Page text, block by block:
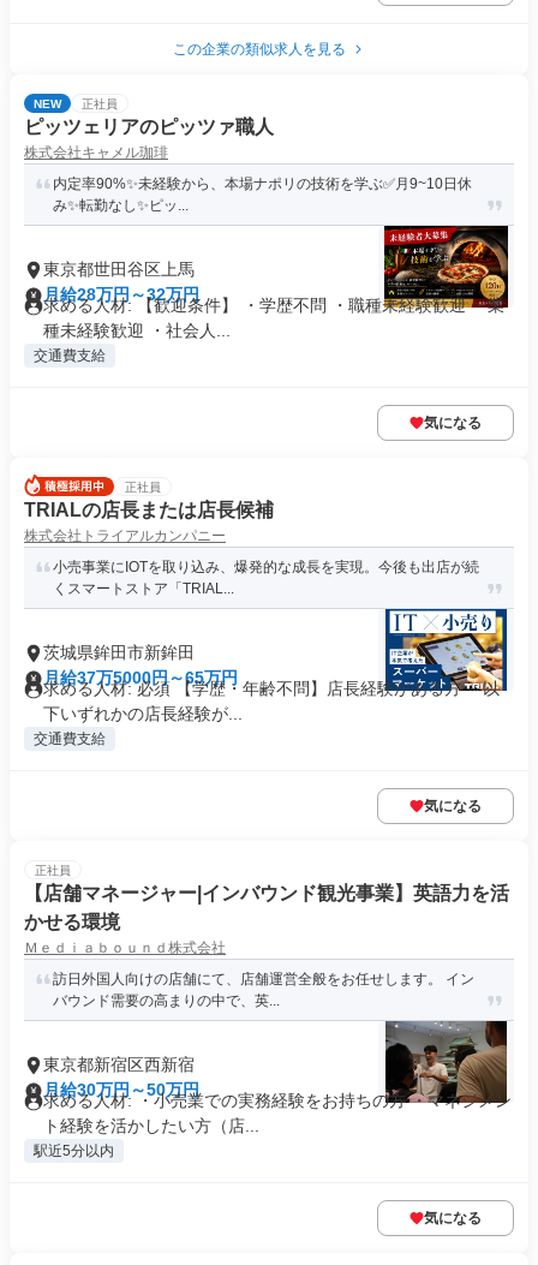
この企業の類似求人を見る
NEW 正社員
ピッツェリアのピッツァ職人
株式会社キャメル珈琲
内定率90%✨️未経験から、本場ナポリの技術を学ぶ✅️月9~10日休
み✨️転勤なし✨️ピッ...
東京都世田谷区上馬
月給28万円～32万円
求める人材: 【歓迎条件】 ・学歴不問 ・職種未経験歓迎 ・業
種未経験歓迎 ・社会人...
交通費支給
気になる
正社員
TRIALの店長または店長候補
株式会社トライアルカンパニー
小売事業にIOTを取り込み、爆発的な成長を実現。今後も出店が続
くスマートストア「TRIAL...
茨城県鉾田市新鉾田
月給37万5000円～65万円
求める人材: 必須 【学歴・年齢不問】店長経験がある方 ～以
下いずれかの店長経験が...
交通費支給
気になる
正社員
【店舗マネージャー|インバウンド観光事業】英語力を活
かせる環境
Ｍｅｄｉａｂｏｕｎｄ株式会社
訪日外国人向けの店舗にて、店舗運営全般をお任せします。 イン
バウンド需要の高まりの中で、英...
東京都新宿区西新宿
月給30万円～50万円
求める人材: ・小売業での実務経験をお持ちの方 ・マネジメン
ト経験を活かしたい方（店...
駅近5分以内
気になる